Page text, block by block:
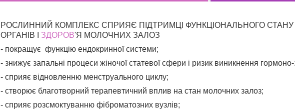
РОСЛИННИЙ КОМПЛЕКС СПРИЯЄ ПІДТРИМЦІ ФУНКЦІОНАЛЬНОГО
ОРГАНІВ І ЗДОРОВ'Я МОЛОЧНИХ ЗАЛОЗ
- покращує функцію ендокринної системи;
- знижує запальні процеси жіночої статевої сфери і ризик виникнення
- сприяє відновленню менструального циклу;
- створює благотворний терапевтичний вплив на стан молочних залоз;
- сприяє розсмоктуванню фіброматозних вузлів;